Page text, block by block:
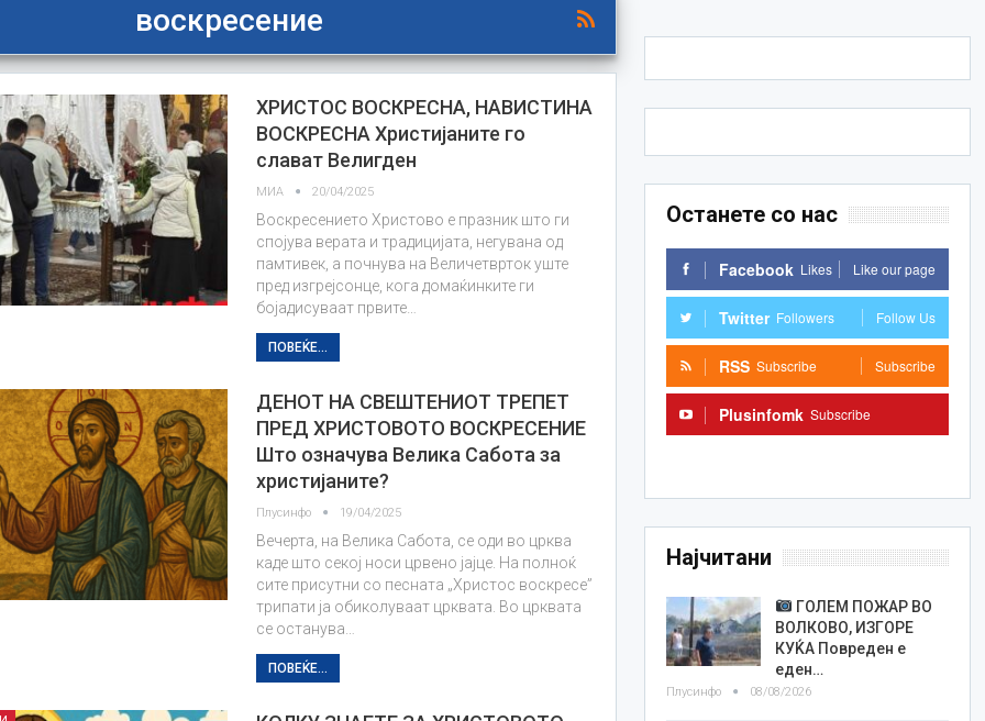
воскресение
ХРИСТОС ВОСКРЕСНА, НАВИСТИНА
ВОСКРЕСНА Христијаните го
слават Велигден
МИА 20/04/2025
Воскресението Христово е празник што ги
спојува верата и традицијата, негувана од
памтивек, а почнува на Величетврток уште
пред изгрејсонце, кога домаќинките ги
бојадисуваат првите…
ПОВЕЌЕ...
ДЕНОТ НА СВЕШТЕНИОТ ТРЕПЕТ
ПРЕД ХРИСТОВОТО ВОСКРЕСЕНИЕ
Што означува Велика Сабота за
христијаните?
Плусинфо 19/04/2025
Вечерта, на Велика Сабота, се оди во црква
каде што секој носи црвено јајце. На полноќ
сите присутни со песната „Христос воскресе”
трипати ја обиколуваат црквата. Во црквата
се останува…
ПОВЕЌЕ...
Останете со нас
Facebook Likes Like our page
Twitter Followers Follow Us
RSS Subscribe Subscribe
Plusinfomk Subscribe
Најчитани
ГОЛЕМ ПОЖАР ВО
ВОЛКОВО, ИЗГОРЕ
КУЌА Повреден е
еден…
Плусинфо 08/08/2026